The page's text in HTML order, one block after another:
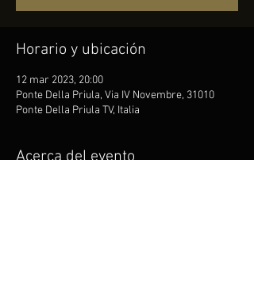
Horario y ubicación
12 mar 2023, 20:00
Ponte Della Priula, Via IV Novembre, 31010
Ponte Della Priula TV, Italia
Acerca del evento